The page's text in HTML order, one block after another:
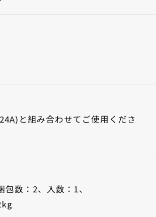
と組み合わせてご使用くださ
包数：2、
入数：1、